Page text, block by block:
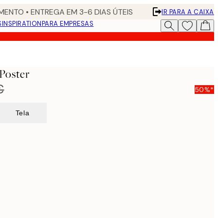
• ENTREGA EM 3-6 DIAS ÚTEIS
IR PARA A CAIXA
INSPIRATIONPARA EMPRESAS
50%*
Tela